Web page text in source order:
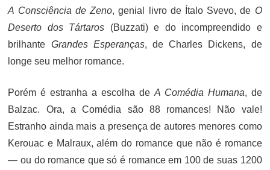
A Consciência de Zeno, genial livro de Ítalo Svevo, de O
Deserto dos Tártaros (Buzzati) e do incompreendido e
brilhante Grandes Esperanças, de Charles Dickens, de
longe seu melhor romance.
Porém é estranha a escolha deA Comédia Humana, de
Balzac. Ora, a Comédia são 88 romances! Não vale!
Estranho ainda mais a presença de autores menores como
Kerouac e Malraux, além do romance que não é romance
— ou do romance que só é romance em 100 de suas 1200